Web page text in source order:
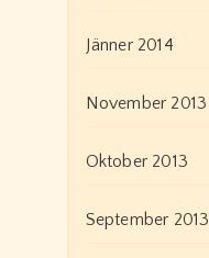
Jänner 2014
November 2013
Oktober 2013
September 2013